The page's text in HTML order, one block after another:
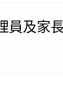
員及家